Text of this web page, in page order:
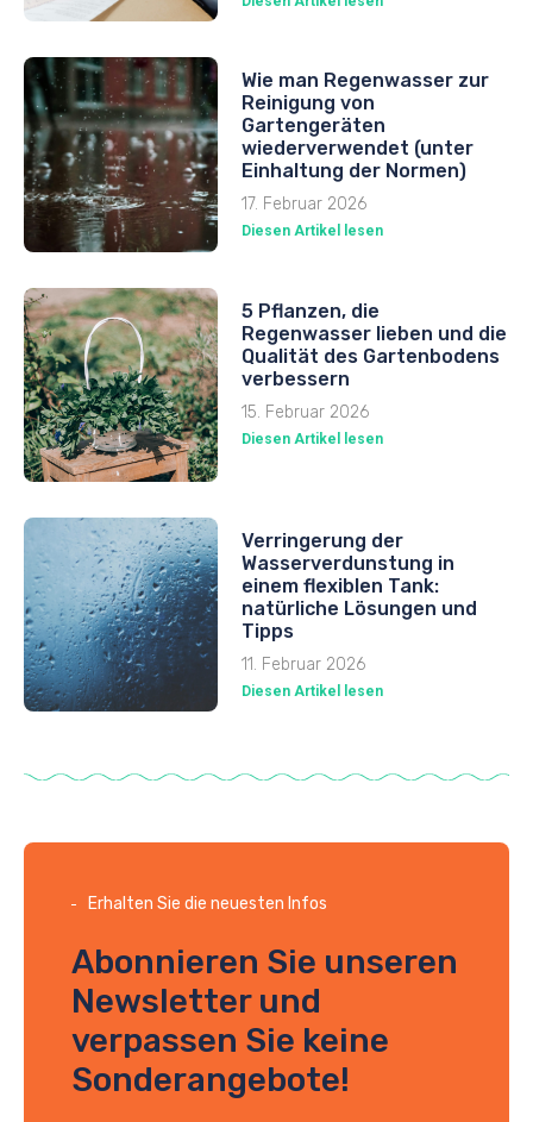
Wie man Regenwasser zur
Reinigung von
Gartengeräten
wiederverwendet (unter
Einhaltung der Normen)
17. Februar 2026
Diesen Artikel lesen
5 Pflanzen, die
Regenwasser lieben und die
Qualität des Gartenbodens
verbessern
15. Februar 2026
Diesen Artikel lesen
Verringerung der
Wasserverdunstung in
einem flexiblen Tank:
natürliche Lösungen und
Tipps
11. Februar 2026
Diesen Artikel lesen
Erhalten Sie die neuesten Infos
Abonnieren Sie unseren
Newsletter und
verpassen Sie keine
Sonderangebote!